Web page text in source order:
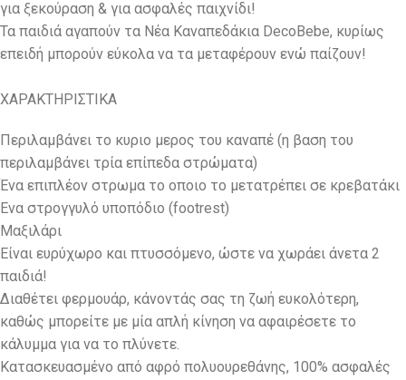
για ξεκούραση & για ασφαλές παιχνίδι!
Τα παιδιά αγαπούν τα Νέα Καναπεδάκια DecoBebe, κυρίως
επειδή μπορούν εύκολα να τα μεταφέρουν ενώ παίζουν!
ΧΑΡΑΚΤΗΡΙΣΤΙΚΑ
Περιλαμβάνει το κυριο μερος του καναπέ (η βαση του
περιλαμβάνει τρία επίπεδα στρώματα)
Ένα επιπλέον στρωμα το οποιο το μετατρέπει σε κρεβατάκι
Ενα στρογγυλό υποπόδιο (footrest)
Μαξιλάρι
Eίναι ευρύχωρο και πτυσσόμενο, ώστε να χωράει άνετα 2
παιδιά!
Διαθέτει φερμουάρ, κάνοντάς σας τη ζωή ευκολότερη,
καθώς μπορείτε με μία απλή κίνηση να αφαιρέσετε το
κάλυμμα για να το πλύνετε.
Κατασκευασμένο από αφρό πολυουρεθάνης, 100% ασφαλές